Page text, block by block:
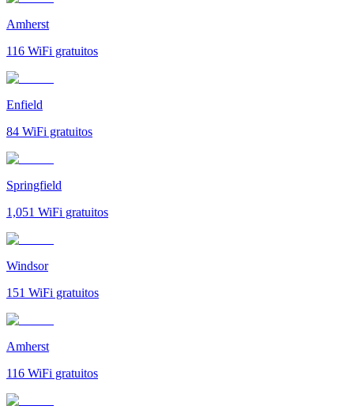
Amherst
116 WiFi gratuitos
Enfield
84 WiFi gratuitos
Springfield
1,051 WiFi gratuitos
Windsor
151 WiFi gratuitos
Amherst
116 WiFi gratuitos